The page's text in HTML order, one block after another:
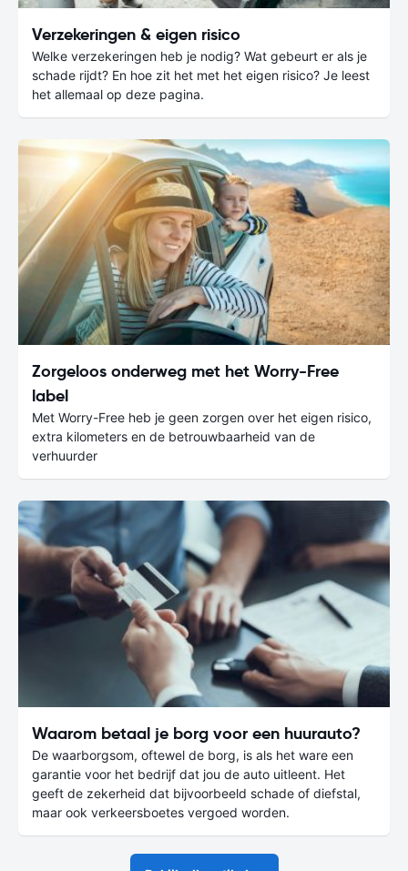
Verzekeringen & eigen risico
Welke verzekeringen heb je nodig? Wat gebeurt er als je
schade rijdt? En hoe zit het met het eigen risico? Je leest
het allemaal op deze pagina.
Zorgeloos onderweg met het Worry-Free
label
Met Worry-Free heb je geen zorgen over het eigen risico,
extra kilometers en de betrouwbaarheid van de
verhuurder
Waarom betaal je borg voor een huurauto?
De waarborgsom, oftewel de borg, is als het ware een
garantie voor het bedrijf dat jou de auto uitleent. Het
geeft de zekerheid dat bijvoorbeeld schade of diefstal,
maar ook verkeersboetes vergoed worden.